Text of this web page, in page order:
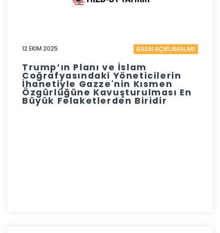
12 EKIM 2025 BASIN AÇIKLAMALARI
Trump’ın Planı ve İslam
Coğrafyasındaki Yöneticilerin
İhanetiyle Gazze'nin Kısmen
Özgürlüğüne Kavuşturulması En
Büyük Felaketlerden Biridir